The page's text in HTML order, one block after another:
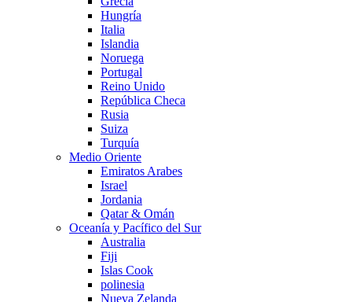
Hungría
Italia
Islandia
Noruega
Portugal
Reino Unido
República Checa
Rusia
Suiza
Turquía
Medio Oriente
Emiratos Arabes
Israel
Jordania
Qatar & Omán
Oceanía y Pacífico del Sur
Australia
Fiji
Islas Cook
polinesia
Nueva Zelanda